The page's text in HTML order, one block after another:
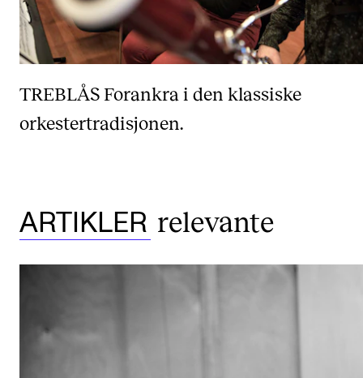
TREBLÅSForankra i den klassiske
orkestertradisjonen.
ARTIKLER relevante